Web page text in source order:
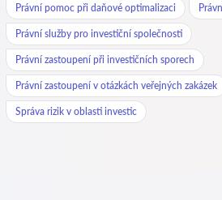
Právní pomoc při daňové optimalizaci
Právní služby pro investiční společnosti
Právní zastoupení při investičních sporech
Právní zastoupení v otázkách veřejných zakázek
Správa rizik v oblasti investic